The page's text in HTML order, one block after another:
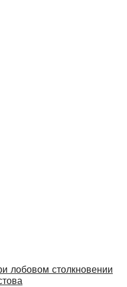
лобовом столкновении